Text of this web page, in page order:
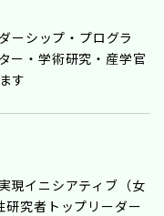
ーシップ・プログラ
ー・学術研究・産学官
す
現イニシアティブ（女
究者トップリーダー